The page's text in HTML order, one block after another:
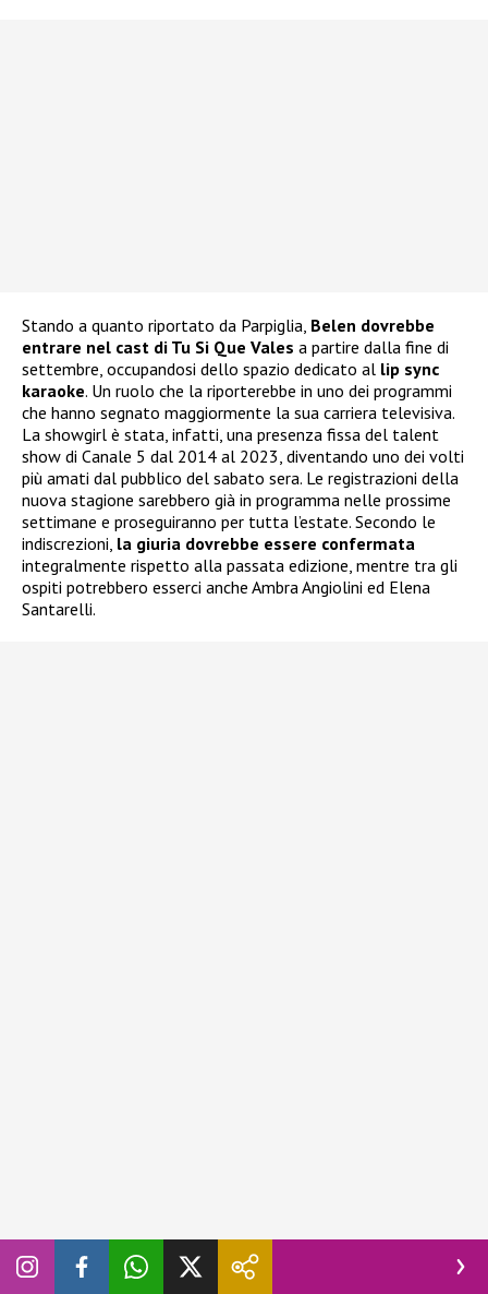
Stando a quanto riportato da Parpiglia, Belen dovrebbe
entrare nel cast di Tu Si Que Vales a partire dalla fine di
settembre, occupandosi dello spazio dedicato al lip sync
karaoke. Un ruolo che la riporterebbe in uno dei programmi
che hanno segnato maggiormente la sua carriera televisiva.
La showgirl è stata, infatti, una presenza fissa del talent
show di Canale 5 dal 2014 al 2023, diventando uno dei volti
più amati dal pubblico del sabato sera. Le registrazioni della
nuova stagione sarebbero già in programma nelle prossime
settimane e proseguiranno per tutta l’estate. Secondo le
indiscrezioni, la giuria dovrebbe essere confermata
integralmente rispetto alla passata edizione, mentre tra gli
ospiti potrebbero esserci anche Ambra Angiolini ed Elena
Santarelli.